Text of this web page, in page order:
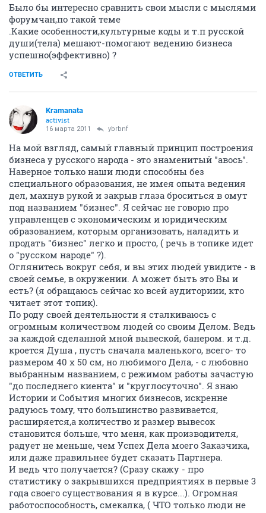
Было бы интересно сравнить свои мысли с мыслями
форумчан,по такой теме
.Какие особенности,культурные коды и т.п русской
души(тела) мешают-помогают ведению бизнеса
успешно(эффективно) ?
ОТВЕТИТЬ
Kramanata
activist
16 марта 2011 ybrbnf
На мой взгляд, самый главный принцип построения
бизнеса у русского народа - это знаменитый "авось".
Наверное только наши люди способны без
специального образования, не имея опыта ведения
дел, махнув рукой и закрыв глаза броситься в омут
под названием "бизнес". Я сейчас не говорю про
управленцев с экономическим и юридическим
образованием, которым организовать, наладить и
продать "бизнес" легко и просто, ( речь в топике идет
о "русском народе" ?).
Оглянитесь вокруг себя, и вы этих людей увидите - в
своей семье, в окружении. А может быть это Вы и
есть? (я обращаюсь сейчас ко всей аудиториии, кто
читает этот топик).
По роду своей деятельности я сталкиваюсь с
огромным количеством людей со своим Делом. Ведь
за каждой сделанной мной вывеской, банером. и т.д.
кроется Душа , пусть сначала маленького, всего- то
размером 40 х 50 см, но любимого Дела, - с любовно
выбранным названием, с режимом работы зачастую
"до последнего киента" и "круглосуточно". Я знаю
Истории и События многих бизнесов, искренне
радуюсь тому, что большинство развивается,
расширяется,а количество и размер вывесок
становится больше, что меня, как производителя,
радует не меньше, чем Успех Дела моего Заказчика,
или даже правильнее будет сказать Партнера.
И ведь что получается? (Сразу скажу - про
статистику о закрывшихся предприятиях в первые 3
года своего существования я в курсе...). Огромная
работоспособность, смекалка, ( ЧТО только люди не